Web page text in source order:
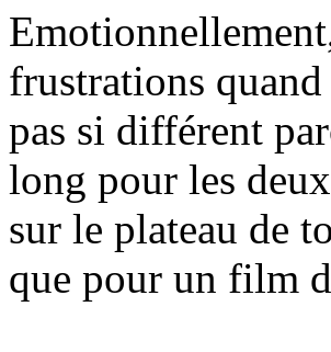
frustrations
pas si différent
long pour les
sur le plateau de
que pour un film